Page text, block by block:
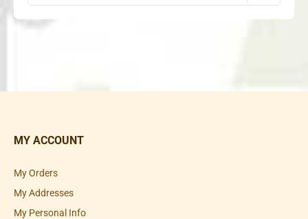
MY ACCOUNT
My Orders
My Addresses
My Personal Info